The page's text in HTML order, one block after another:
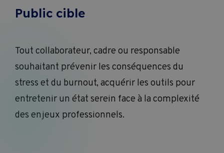
Public cible
Tout collaborateur, cadre ou responsable
souhaitant prévenir les conséquences du
stress et du burnout, acquérir les outils pour
entretenir un état serein face à la complexité
des enjeux professionnels.